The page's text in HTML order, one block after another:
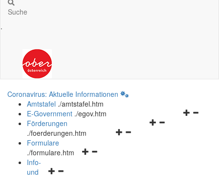
Suche
.
Coronavirus: Aktuelle Informationen
Amtstafel ./amtstafel.htm
Navigationsmenü
E-Government ./egov.htm
Navigationsmenü
Förderungen
./foerderungen.htm
Navigationsmenü
Formulare
./formulare.htm
Navigationsmenü
Info-
und